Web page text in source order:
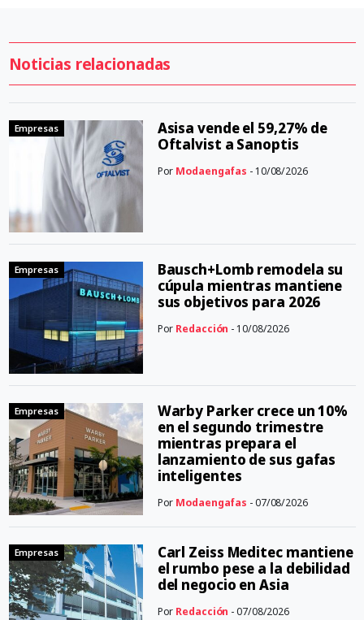
Noticias relacionadas
Empresas
Asisa vende el 59,27% de
Oftalvist a Sanoptis
Por Modaengafas - 10/08/2026
Empresas
Bausch+Lomb remodela su
cúpula mientras mantiene
sus objetivos para 2026
Por Redacción - 10/08/2026
Empresas
Warby Parker crece un 10%
en el segundo trimestre
mientras prepara el
lanzamiento de sus gafas
inteligentes
Por Modaengafas - 07/08/2026
Empresas
Carl Zeiss Meditec mantiene
el rumbo pese a la debilidad
del negocio en Asia
Por Redacción - 07/08/2026